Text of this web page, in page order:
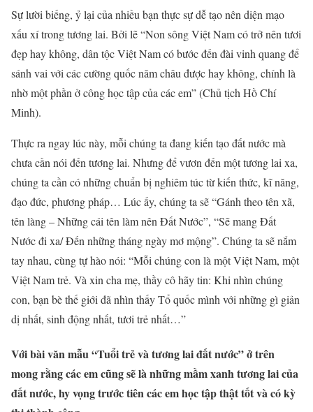
Sự lười biếng, ỷ lại của nhiều bạn thực sự dễ tạo nên diện mạo
xấu xí trong tương lai. Bởi lẽ “Non sông Việt Nam có trở nên tươi
đẹp hay không, dân tộc Việt Nam có bước đến đài vinh quang để
sánh vai với các cường quốc năm châu được hay không, chính là
nhờ một phần ở công học tập của các em” (Chủ tịch Hồ Chí
Minh).
Thực ra ngay lúc này, mỗi chúng ta đang kiến tạo đất nước mà
chưa cần nói đến tương lai. Nhưng để vươn đến một tương lai xa,
chúng ta cần có những chuẩn bị nghiêm túc từ kiến thức, kĩ năng,
đạo đức, phương pháp… Lúc ấy, chúng ta sẽ “Gánh theo tên xã,
tên làng – Những cái tên làm nên Đất Nước”, “Sẽ mang Đất
Nước đi xa/ Đến những tháng ngày mơ mộng”. Chúng ta sẽ nắm
tay nhau, cùng tự hào nói: “Mỗi chúng con là một Việt Nam, một
Việt Nam trẻ. Và xin cha mẹ, thầy cô hãy tin: Khi nhìn chúng
con, bạn bè thế giới đã nhìn thấy Tổ quốc mình với những gì giản
dị nhất, sinh động nhất, tươi trẻ nhất…”
Với bài văn mẫu “Tuổi trẻ và tương lai đất nước” ở trên
mong rằng các em cũng sẽ là những mầm xanh tương lai của
đất nước, hy vọng trước tiên các em học tập thật tốt và có kỳ